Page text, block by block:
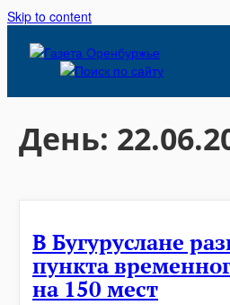
Skip to content
День:
В Бугуруслане
пункта
на 150 мест